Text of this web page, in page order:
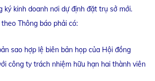
ký kinh doanh nơi dự định đặt trụ sở mới.
theo Thông báo phải có:
sao hợp lệ biên bản họp của Hội đồng
công ty trách nhiệm hữu hạn hai thành viên